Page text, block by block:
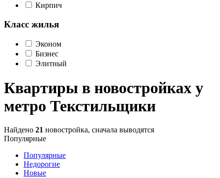
Кирпич
Класс жилья
Эконом
Бизнес
Элитный
Квартиры в новостройках у
метро Текстильщики
Найдено 21 новостройка, сначала выводятся
Популярные
Популярные
Недорогие
Новые